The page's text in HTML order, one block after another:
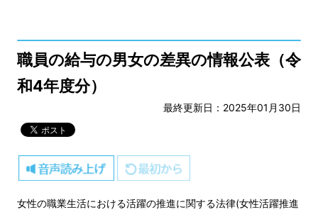
職員の給与の男女の差異の情報公表（令
和4年度分）
最終更新日：2025年01月30日
女性の職業生活における活躍の推進に関する法律(女性活躍推進